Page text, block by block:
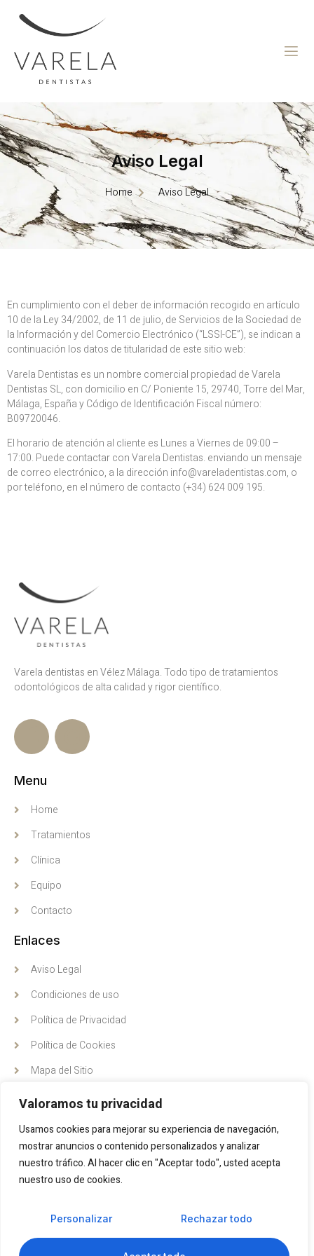
Valoramos tu privacidad
Usamos cookies para mejorar su experiencia de navegación,
mostrar anuncios o contenido personalizados y analizar
nuestro tráfico. Al hacer clic en "Aceptar todo", usted acepta
nuestro uso de cookies.
Personalizar Rechazar todo
Aviso Legal
Home Aviso Legal
En cumplimiento con el deber de información recogido en artículo
10 de la Ley 34/2002, de 11 de julio, de Servicios de la Sociedad de
la Información y del Comercio Electrónico (“LSSI-CE”), se indican a
continuación los datos de titularidad de este sitio web:
Varela Dentistas es un nombre comercial propiedad de Varela
Dentistas SL, con domicilio en C/ Poniente 15, 29740, Torre del Mar,
Málaga, España y Código de Identificación Fiscal número:
B09720046.
El horario de atención al cliente es Lunes a Viernes de 09:00 –
17:00. Puede contactar con Varela Dentistas. enviando un mensaje
de correo electrónico, a la dirección info@vareladentistas.com, o
por teléfono, en el número de contacto (+34) 624 009 195.
Varela dentistas en Vélez Málaga. Todo tipo de tratamientos
odontológicos de alta calidad y rigor científico.
Menu
Home
Tratamientos
Clínica
Equipo
Contacto
Enlaces
Aviso Legal
Condiciones de uso
Política de Privacidad
Política de Cookies
Mapa del Sitio
Dirección
C/ Pintor Antonio Hidalgo 20, Vélez, Málaga
(+34) 624 009 195
info@vareladentistas.com
Copyright © 2022. Todos los derechos reservados.